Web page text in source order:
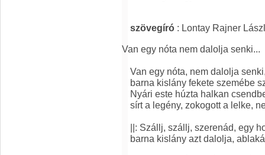
szövegíró : Lontay Rajner
Van egy nóta nem dalolja senki...
Van egy nóta, nem dalolja
barna kislány fekete szemébe
Nyári este húzta halkan
sírt a legény, zokogott a lelke,
||: Szállj, szállj, szerenád, egy
barna kislány azt dalolja,